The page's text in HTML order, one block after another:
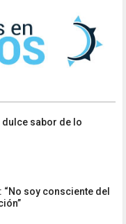
dulce sabor de lo
“No soy consciente del